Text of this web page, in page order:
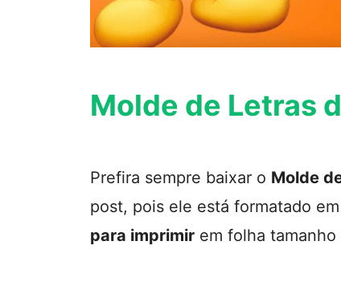
Molde de Letras
Prefira sempre baixar o Molde
post, pois ele está formatado em
para imprimir em folha tamanho